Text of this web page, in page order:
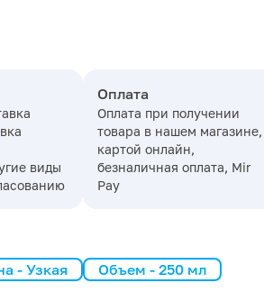
виды
Оплата
Оплата при получении
товара в нашем магазине,
картой онлайн,
безналичная оплата, Mir
Pay
- Узкая Объем - 250 мл